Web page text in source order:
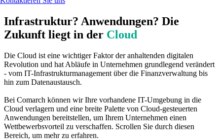
Infrastruktur? Anwendungen? Die
Zukunft liegt in der Cloud
Die Cloud ist eine wichtiger Faktor der anhaltenden digitalen
Revolution und hat Abläufe in Unternehmen grundlegend verändert
- vom IT-Infrastrukturmanagement über die Finanzverwaltung bis
hin zum Datenaustausch.
Bei Comarch können wir Ihre vorhandene IT-Umgebung in die
Cloud verlagern und eine breite Palette von Cloud-gesteuerten
Anwendungen bereitstellen, um Ihrem Unternehmen einen
Wettbewerbsvorteil zu verschaffen. Scrollen Sie durch diesen
Bereich, um mehr zu erfahren.